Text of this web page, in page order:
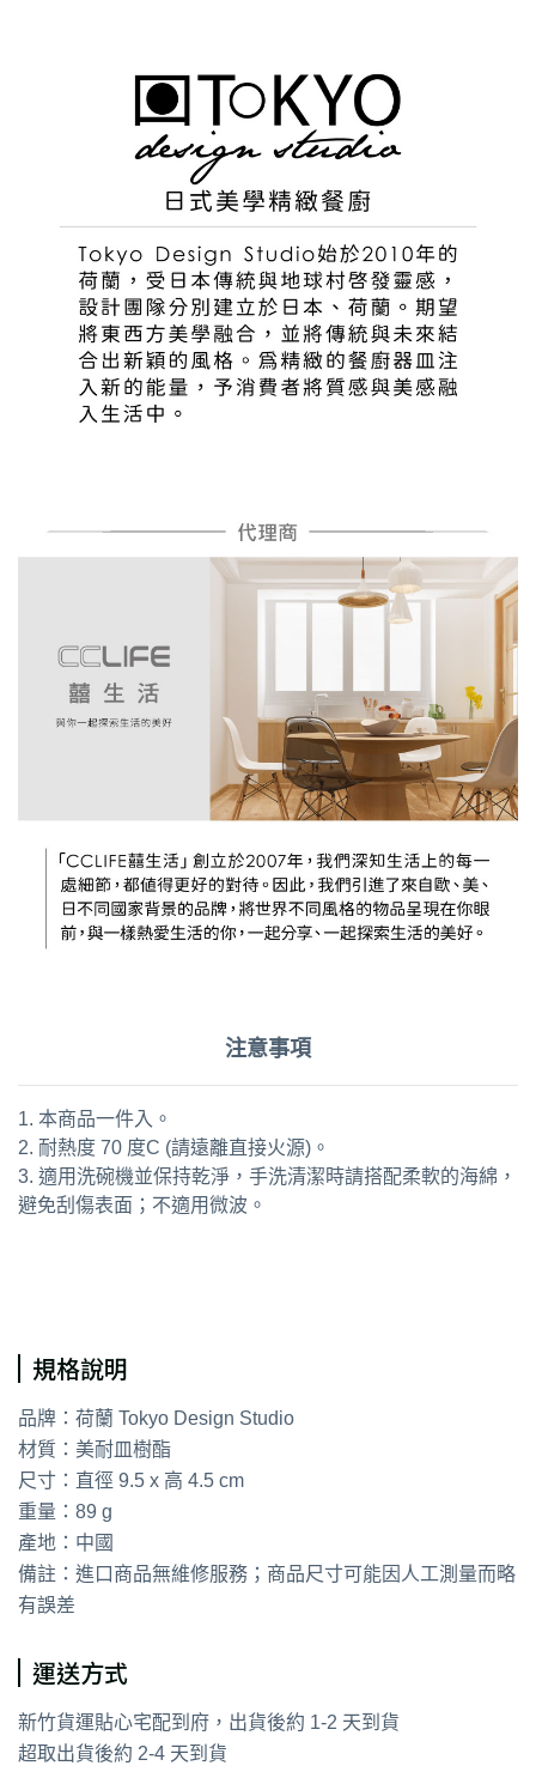
注意事項
1. 本商品一件入。
2. 耐熱度 70 度C (請遠離直接火源)。
3. 適用洗碗機並保持乾淨，手洗清潔時請搭配柔軟的海綿，
避免刮傷表面；不適用微波。
規格說明
品牌：荷蘭 Tokyo Design Studio
材質：美耐皿樹酯
尺寸：直徑 9.5 x 高 4.5 cm
重量：89 g
產地：中國
備註：進口商品無維修服務；商品尺寸可能因人工測量而略
有誤差
運送方式
新竹貨運貼心宅配到府，出貨後約 1-2 天到貨
超取出貨後約 2-4 天到貨